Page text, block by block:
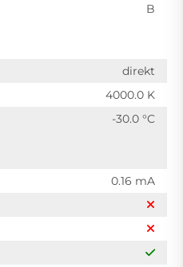
B
direkt
4000.0 K
-30.0 °C
0.16 mA